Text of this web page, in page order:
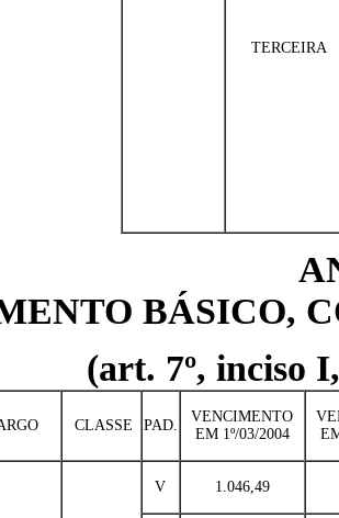
TERCEIRA
BÁSICO,
(art. 7º, inciso
CLASSE PAD.
VENCIMENTO
EM 1º/03/2004
V 1.046,49